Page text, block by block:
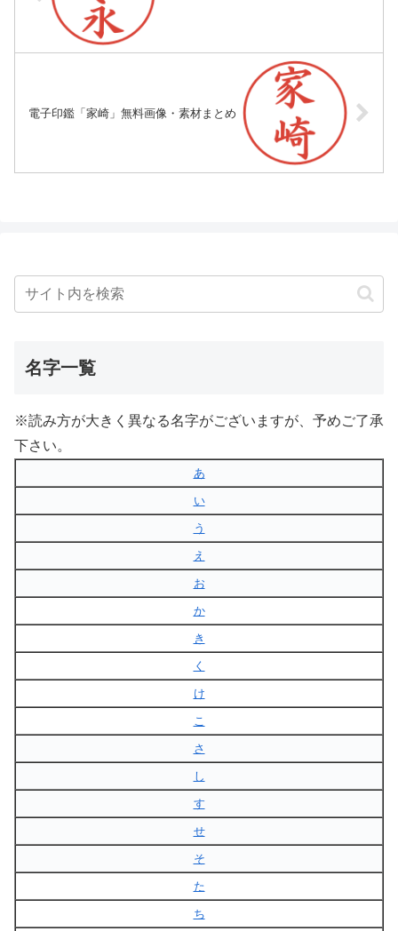
電子印鑑「家崎」無料画像・素材まとめ
名字一覧
※読み方が大きく異なる名字がございますが、予めご了承
下さい。
あ
い
う
え
お
か
き
く
け
こ
さ
し
す
せ
そ
た
ち